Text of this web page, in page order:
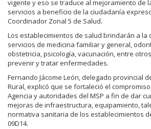
vigente y eso se traduce al mejoramiento de
servicios a beneficio de la ciudadanía
Coordinador Zonal 5 de Salud.
Los establecimientos de salud brindarán a la
servicios de medicina familiar y general,
obstetricia, psicología, vacunación, entre
prevenir y tratar enfermedades.
Fernando Jácome León, delegado provincial
Rural, explicó que se fortaleció el
Agencia y autoridades del MSP a fin de dar
mejoras de infraestructura, equipamiento,
normativa sanitaria de los establecimientos
09D14.